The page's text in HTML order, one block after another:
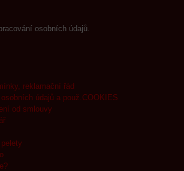
osobních údajů.
reklamační řád
údajů a použ.COOKIES
od smlouvy